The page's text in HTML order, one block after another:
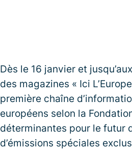
Dès le 16 janvier et
des magazines « Ici
première chaîne
européens selon la
déterminantes pour le futur
d’émissions spéciales